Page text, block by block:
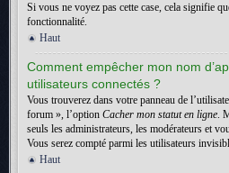
Si vous ne voyez pas cette case, cela signifie
fonctionnalité.
Haut
Comment empêcher mon nom
utilisateurs connectés ?
Vous trouverez dans votre panneau de
forum », l’option Cacher mon statut en ligne.
seuls les administrateurs, les modérateurs et
Vous serez compté parmi les utilisateurs
Haut